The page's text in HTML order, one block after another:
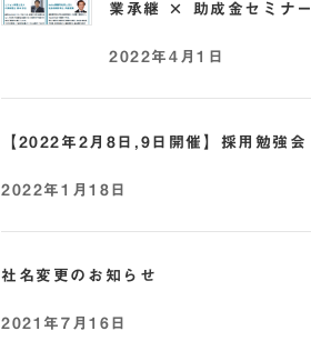
業承継 × 助成金セミナー
2022年4月1日
【2022年2月8日,9日開催】採用勉強会
2022年1月18日
社名変更のお知らせ
2021年7月16日